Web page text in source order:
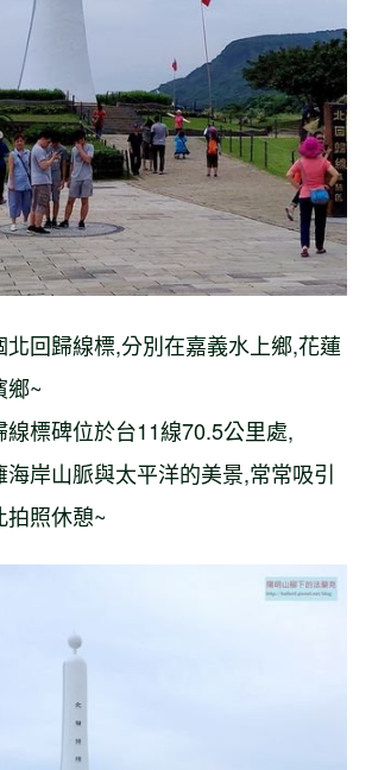
北回歸線標,分別在嘉義水上鄉,花蓮
鄉~
標碑位於台11線70.5公里處,
岸山脈與太平洋的美景,常常吸引
拍照休憩~